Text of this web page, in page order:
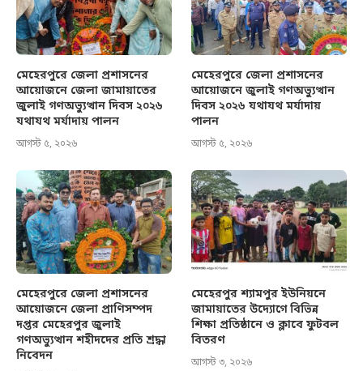
মেহেরপুরে জেলা প্রশাসনের
আয়োজনে জেলা জামায়াতের
জুলাই গণঅভ্যুত্থান দিবস ২০২৬
যথাযথ মর্যাদায় পালন
আগস্ট ৫, ২০২৬
মেহেরপুরে জেলা প্রশাসনের
আয়োজনে জুলাই গণঅভ্যুত্থান
দিবস ২০২৬ যথাযথ মর্যাদায়
পালন
আগস্ট ৫, ২০২৬
মেহেরপুরে জেলা প্রশাসনের
আয়োজনে জেলা প্রাণিসম্পদ
দপ্তর মেহেরপুর জুলাই
গণঅভ্যুত্থান শহীদদের প্রতি শ্রদ্ধা
নিবেদন
মেহেরপুর শ্যামপুর ইউনিয়নে
জামায়াতের উদ্যোগে বিভিন্ন
শিক্ষা প্রতিষ্ঠানে ও ক্লাবে ফুটবল
বিতরণ
আগস্ট ৩, ২০২৬